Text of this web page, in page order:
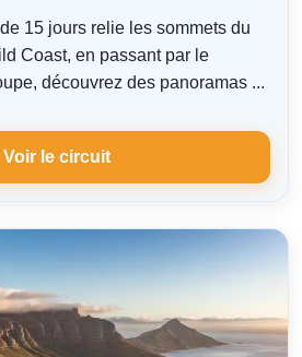
15 jours relie les sommets du
Coast, en passant par le
découvrez des panoramas ...
Voir le circuit